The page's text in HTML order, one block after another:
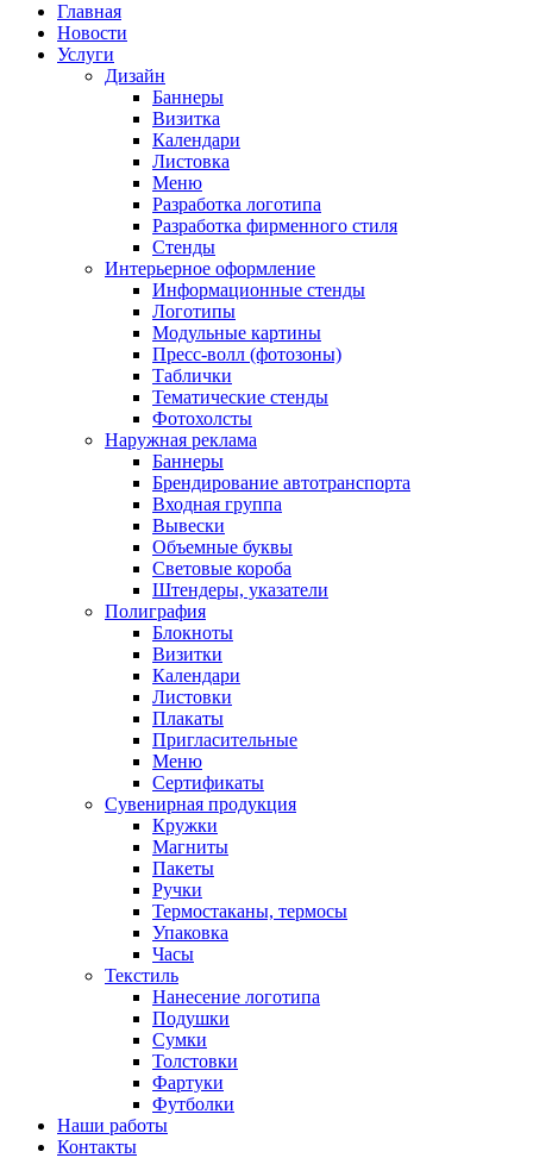
Главная
Новости
Услуги
Дизайн
Баннеры
Визитка
Календари
Листовка
Меню
Разработка логотипа
Разработка фирменного стиля
Стенды
Интерьерное оформление
Информационные стенды
Логотипы
Модульные картины
Пресс-волл (фотозоны)
Таблички
Тематические стенды
Фотохолсты
Наружная реклама
Баннеры
Брендирование автотранспорта
Входная группа
Вывески
Объемные буквы
Световые короба
Штендеры, указатели
Полиграфия
Блокноты
Визитки
Календари
Листовки
Плакаты
Пригласительные
Меню
Сертификаты
Сувенирная продукция
Кружки
Магниты
Пакеты
Ручки
Термостаканы, термосы
Упаковка
Часы
Текстиль
Нанесение логотипа
Подушки
Сумки
Толстовки
Фартуки
Футболки
Наши работы
Контакты